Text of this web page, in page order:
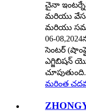
చైనా
మరియు
మరియు
06-
సెంటర్
ఎగ్జిబిషన్
మరింత